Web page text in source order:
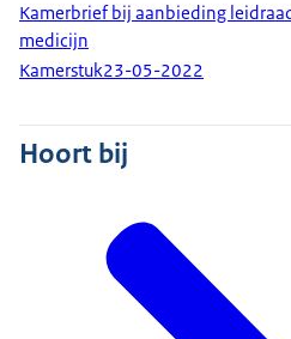
Kamerbrief bij aanbieding
medicijn
Kamerstuk23-05-2022
Hoort bij